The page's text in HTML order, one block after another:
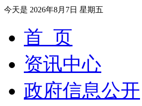
今天是 2026年8月7日 星期五
首 页
资讯中心
政府信息公开